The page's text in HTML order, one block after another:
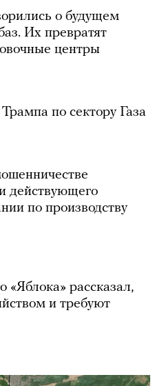
о будущем
Их превратят
центры
по сектору Газа
действующего
по производству
«Яблока» рассказал,
и требуют